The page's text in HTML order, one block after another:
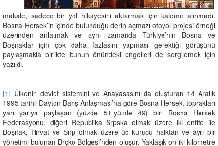
makale, sadece bir yol hikayesini aktarmak için kaleme alınmadı.
Bosna Hersek’in içinde bulunduğu derin açmazı otoyol projesi örneği
üzerinden anlatmak ve aynı zamanda Türkiye’nin Bosna ve
Boşnaklar için çok daha fazlasını yapması gerektiği görüşünü
paylaşmakla birlikte bunun önündeki engelleri de sergilemek için
yazıldı.
[1] Ülkenin devlet sistemini ve Anayasasını da oluşturan 14 Aralık
1995 tarihli Dayton Barış Anlaşması’na göre Bosna Hersek, toprakları
yarı yarıya paylaşan (yüzde 51-yüzde 49) biri Bosna Hersek
Federasyonu, diğeri Republika Srpska olmak üzere iki entite ile
Boşnak, Hırvat ve Sırp olmak üzere üç kurucu halktan ve ayrı bir
yönetimi bulunan Brçko Bölgesi’nden oluşur. Yaklaşık on iki kilometre